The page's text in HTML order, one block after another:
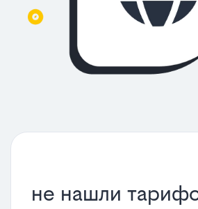
не нашли